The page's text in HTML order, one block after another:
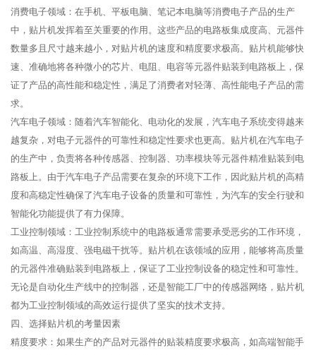
消费电子领域：在手机、平板电脑、笔记本电脑等消费电子产品的生产
中，贴片机发挥着至关重要的作用。这些产品的电路板集成度高、元器件
数量多且尺寸越来越小，对贴片机的速度和精度要求极高。贴片机能够快
速、准确地将各种微小的芯片、电阻、电容等元器件贴装到电路板上，保
证了产品的高性能和稳定性，满足了消费者对轻薄、高性能电子产品的需
求。
汽车电子领域：随着汽车智能化、电动化的发展，汽车电子系统变得越来
越复杂，对电子元器件的可靠性和稳定性要求也更高。贴片机在汽车电子
的生产中，负责将各种传感器、控制器、功率模块等元器件精准贴装到电
路板上。由于汽车电子产品需要在复杂的环境下工作，因此贴片机的高精
度和高稳定性确保了汽车电子设备的质量和可靠性，为汽车的安全行驶和
智能化功能提供了有力保障。
工业控制领域：工业控制系统中的电路板通常需要承受恶劣的工作环境，
如高温、高湿度、强电磁干扰等。贴片机在该领域的应用，能够将高质量
的元器件准确贴装到电路板上，保证了工业控制设备的稳定性和可靠性。
无论是自动化生产线中的控制器，还是智能工厂中的传感器网络，贴片机
都为工业控制领域的高效运行提供了坚实的技术支持。
四、选择贴片机的考量因素
精度要求：如果生产的产品对元器件的贴装精度要求极高，如高端智能手